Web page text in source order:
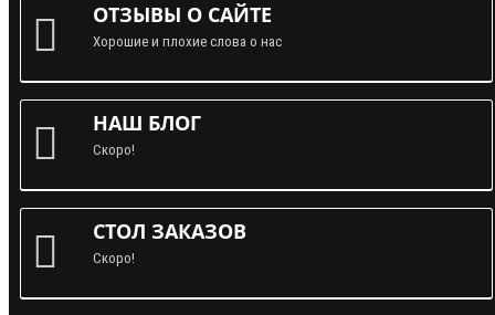
ОТЗЫВЫ О САЙТЕ
Хорошие и плохие слова о нас
НАШ БЛОГ
Скоро!
СТОЛ ЗАКАЗОВ
Скоро!